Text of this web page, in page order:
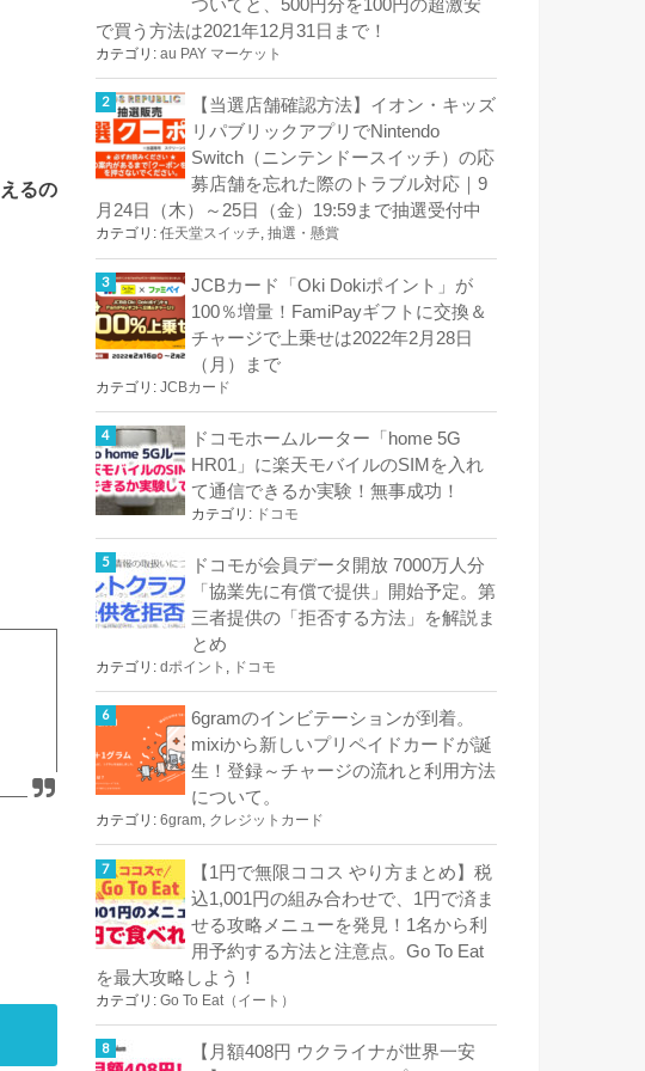
るの
ついてと、500円分を100円の超激安
で買う方法は2021年12月31日まで！
カテゴリ: au PAY マーケット
【当選店舗確認方法】イオン・キッズ
リパブリックアプリでNintendo
Switch（ニンテンドースイッチ）の応
募店舗を忘れた際のトラブル対応｜9
月24日（木）～25日（金）19:59まで抽選受付中
カテゴリ: 任天堂スイッチ, 抽選・懸賞
JCBカード「Oki Dokiポイント」が
100％増量！FamiPayギフトに交換＆
チャージで上乗せは2022年2月28日
（月）まで
カテゴリ: JCBカード
ドコモホームルーター「home 5G
HR01」に楽天モバイルのSIMを入れ
て通信できるか実験！無事成功！
カテゴリ: ドコモ
ドコモが会員データ開放 7000万人分
「協業先に有償で提供」開始予定。第
三者提供の「拒否する方法」を解説ま
とめ
カテゴリ: dポイント , ドコモ
6gramのインビテーションが到着。
mixiから新しいプリペイドカードが誕
生！登録～チャージの流れと利用方法
について。
カテゴリ: 6gram, クレジットカード
【1円で無限ココス やり方まとめ】税
込1,001円の組み合わせで、1円で済ま
せる攻略メニューを発見！1名から利
用予約する方法と注意点。Go To Eat
を最大攻略しよう！
カテゴリ: Go To Eat（イート）
【月額408円 ウクライナが世界一安